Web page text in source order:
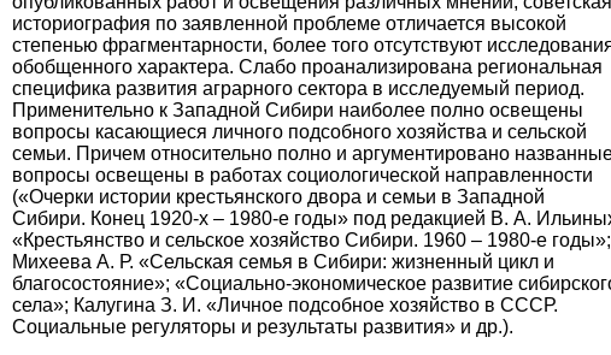
историография по заявленной проблеме отличается высокой
степенью фрагментарности, более того отсутствуют
обобщенного характера. Слабо проанализирована региональная
специфика развития аграрного сектора в исследуемый период.
Применительно к Западной Сибири наиболее полно освещены
вопросы касающиеся личного подсобного хозяйства и сельской
семьи. Причем относительно полно и аргументировано
вопросы освещены в работах социологической направленности
(«Очерки истории крестьянского двора и семьи в Западной
Сибири. Конец 1920-х – 1980-е годы» под редакцией В. А.
«Крестьянство и сельское хозяйство Сибири. 1960 – 1980-е годы»;
Михеева А. Р. «Сельская семья в Сибири: жизненный цикл и
благосостояние»; «Социально-экономическое развитие
села»; Калугина З. И. «Личное подсобное хозяйство в СССР.
Социальные регуляторы и результаты развития» и др.).